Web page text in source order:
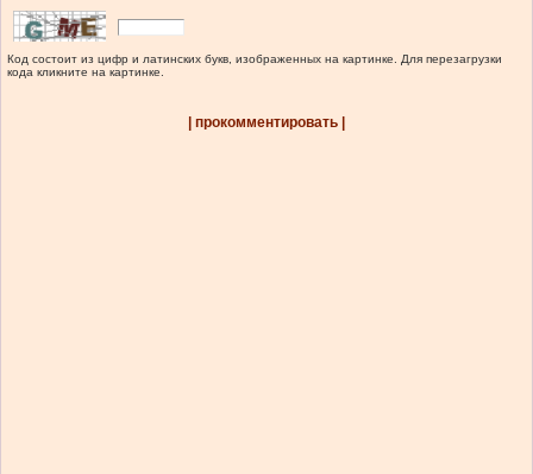
Код состоит из цифр и латинских букв, изображенных на картинке. Для перезагрузки
кода кликните на картинке.
| прокомментировать |